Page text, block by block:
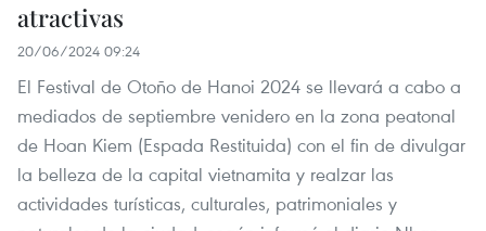
atractivas
20/06/2024 09:24
El Festival de Otoño de Hanoi 2024 se llevará a cabo a
mediados de septiembre venidero en la zona peatonal
de Hoan Kiem (Espada Restituida) con el fin de divulgar
la belleza de la capital vietnamita y realzar las
actividades turísticas, culturales, patrimoniales y